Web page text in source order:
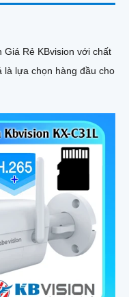
Rẻ KBvision với chất
lựa chọn hàng đầu cho